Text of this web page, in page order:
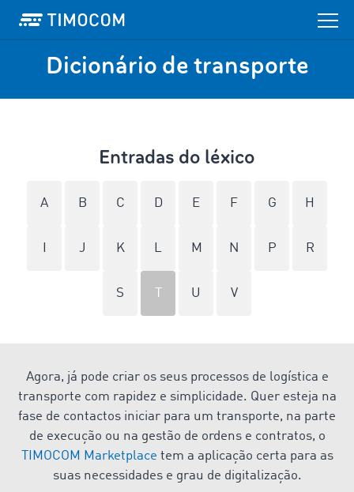
Dicionário de transporte
Entradas do léxico
A B C D E F G H
J K L M N P R
S U V
Agora, já pode criar os seus processos de logística e
transporte com rapidez e simplicidade. Quer esteja na
fase de contactos iniciar para um transporte, na parte
de execução ou na gestão de ordens e contratos, o
TIMOCOM Marketplace tem a aplicação certa para as
suas necessidades e grau de digitalização.